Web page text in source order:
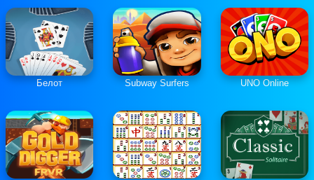
Белот Subway Surfers UNO Online